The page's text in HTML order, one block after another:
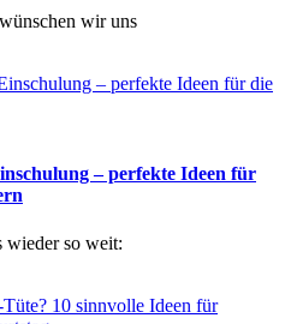
wir uns
– perfekte Ideen für
wieder so weit: